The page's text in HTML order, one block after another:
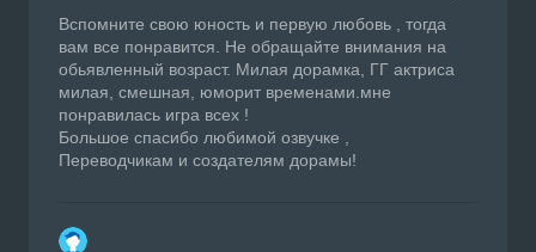
Вспомните свою юность и первую любовь , тогда
вам все понравится. Не обращайте внимания на
обьявленный возраст. Милая дорамка, ГГ актриса
милая, смешная, юморит временами.мне
понравилась игра всех !
Большое спасибо любимой озвучке ,
Переводчикам и создателям дорамы!